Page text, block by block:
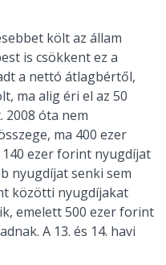
költ az állam
is csökkent ez a
a nettó átlagbértől,
ma alig éri el az 50
2008 óta nem
ma 400 ezer
ezer forint nyugdíjat
nyugdíjat senki sem
közötti nyugdíjakat
emelett 500 ezer forint
A 13. és 14. havi